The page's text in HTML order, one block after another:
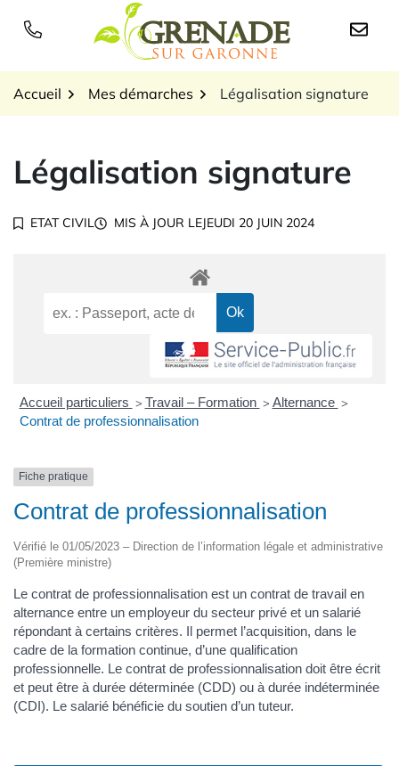
Logo Grenade sur
Accueil Mes démarches Légalisation signature
Légalisation signature
ETAT CIVIL MIS À JOUR LEJEUDI 20 JUIN 2024
Accueil particuliers > Travail – Formation > Alternance >
Contrat de professionnalisation
Fiche pratique
Contrat de professionnalisation
Vérifié le 01/05/2023 – Direction de l’information légale et administrative
(Première ministre)
Le contrat de professionnalisation est un contrat de travail en
alternance entre un employeur du secteur privé et un salarié
répondant à certains critères. Il permet l’acquisition, dans le
cadre de la formation continue, d’une qualification
professionnelle. Le contrat de professionnalisation doit être écrit
et peut être à durée déterminée (CDD) ou à durée indéterminée
(CDI). Le salarié bénéficie du soutien d’un tuteur.